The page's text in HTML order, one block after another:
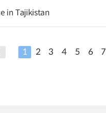
in Tajikistan
1 2 3 4 5 6 7